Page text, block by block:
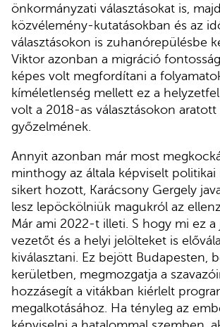
önkormányzati választásokat is,
közvélemény-kutatásokban és az
választásokon is zuhanórepülésbe
Viktor azonban a migráció
képes volt megfordítani a
kíméletlenség mellett ez a
volt a 2018-as választásokon
győzelmének.
Annyit azonban már most
minthogy az általa képviselt
sikert hozott, Karácsony Gergely
lesz lepöckölniük magukról az
Már ami 2022-t illeti. S hogy mi ez a
vezetőt és a helyi jelölteket is
kiválasztani. Ez bejött Budapesten,
kerületben, megmozgatja a
hozzásegít a vitákban kiérlelt
megalkotásához. Ha tényleg az